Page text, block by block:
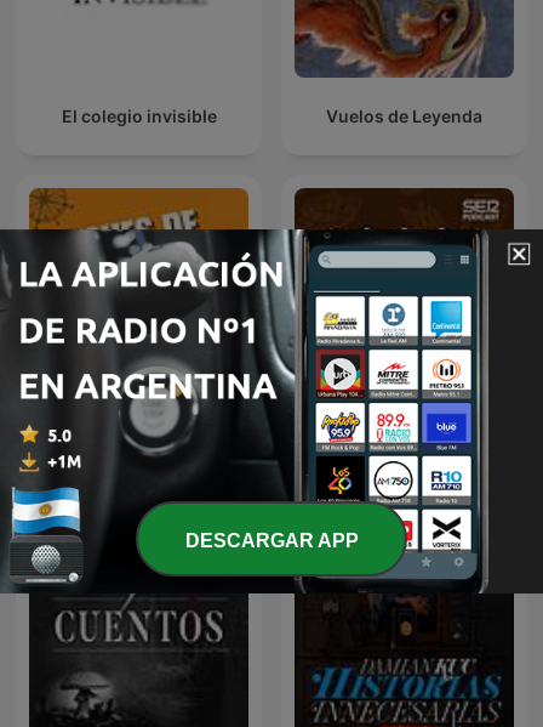
El colegio invisible Vuelos de Leyenda
Noches de Historia SER Historia
DESCARGAR APP